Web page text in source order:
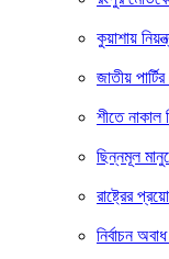
কুয়াশায়
জাতীয়
শীতে নাকাল
ছিন্নমূল
রাষ্ট্রের
নির্বাচন